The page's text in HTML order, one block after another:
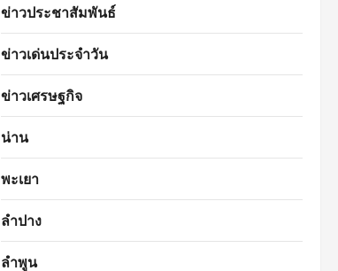
ข่าวประชาสัมพันธ์
ข่าวเด่นประจำวัน
ข่าวเศรษฐกิจ
น่าน
พะเยา
ลำปาง
ลำพูน